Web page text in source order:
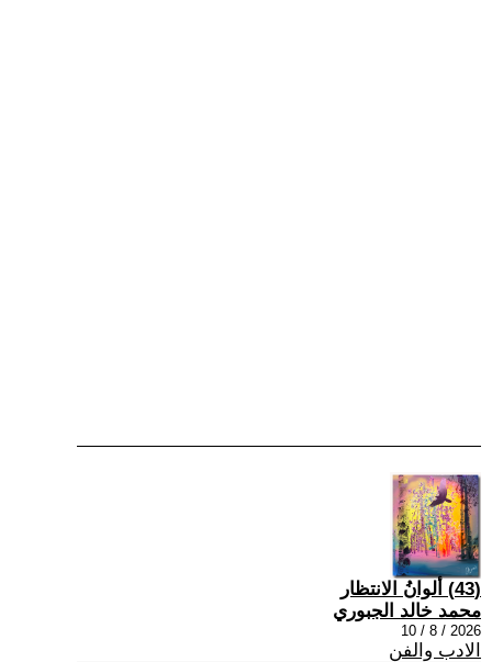
(43) ألوانُ الانتظار
محمد خالد الجبوري
2026 / 8 / 10
الادب والفن